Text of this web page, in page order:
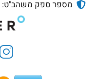
מספר ספק משהב"ט: 11029066